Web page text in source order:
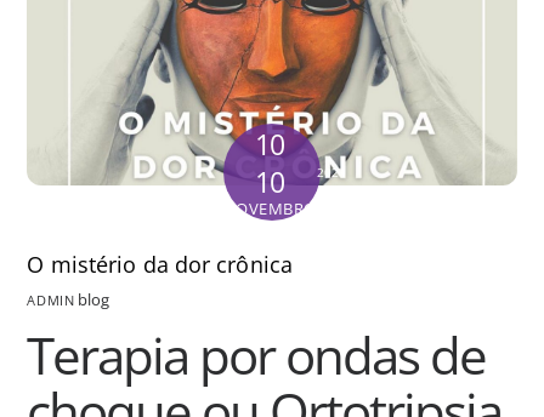
10
10
NOVEMBRO
2021
O mistério da dor crônica
ADMIN blog
Terapia por ondas de